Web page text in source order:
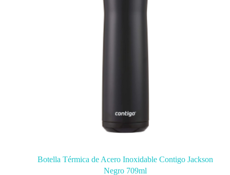
Botella Térmica de Acero Inoxidable Contigo Jackson
Negro 709ml